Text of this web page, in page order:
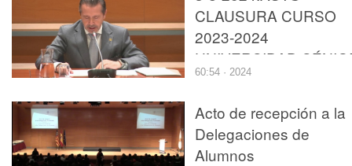
CLAUSURA CURSO
2023-2024
UNIVERSIDAD
60:54 · 2024
Acto de recepción a la
Delegaciones de
Alumnos